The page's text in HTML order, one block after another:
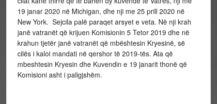
19 janar 2020 në Michigan, dhe nji me 25 prill 2020 në
New York. Sejcila palë paraqet arsyet e veta. Në nji krah
janë vatranët që krijuen Komisionin 5 Tetor 2019 dhe në
krahun tjetër janë vatranët që mbështesin Kryesinë, së
cilës i kaloi mandati në qershor të 2019-tës. Ata që
mbeshtesin Kryesin dhe Kuvendin e 19 janarit thonë që
Komisioni asht i paligjshëm.